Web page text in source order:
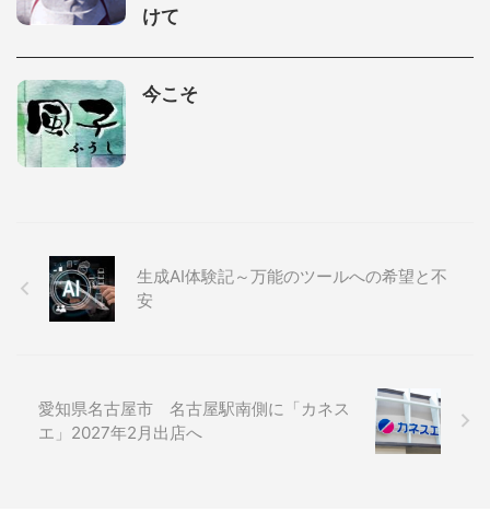
けて
今こそ
生成AI体験記～万能のツールへの希望と不
安
愛知県名古屋市 名古屋駅南側に「カネス
エ」2027年2月出店へ